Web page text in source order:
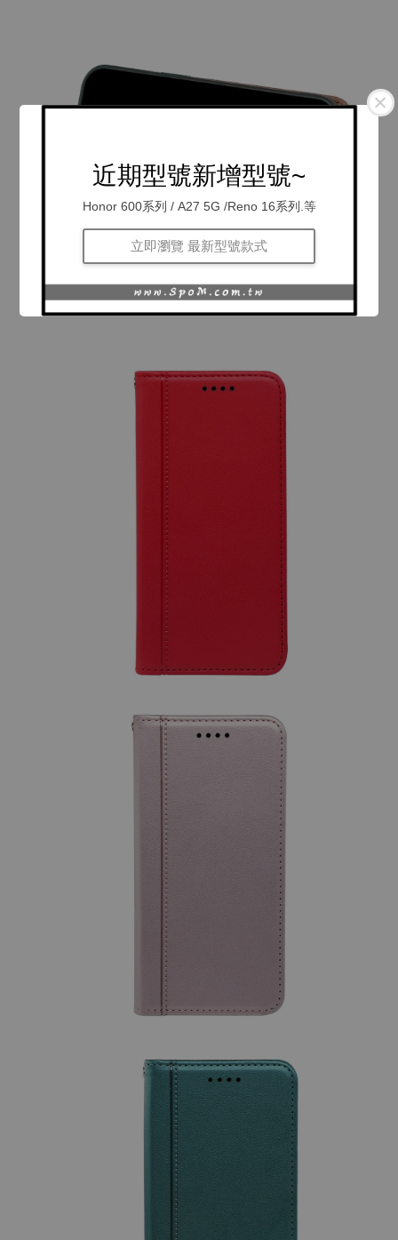
近期型號新增型號~
Honor 600系列 / A27 5G /Reno 16系列.等
立即瀏覽 最新型號款式